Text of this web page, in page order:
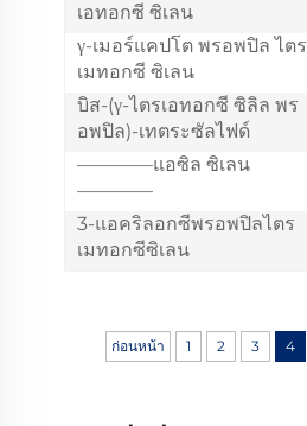
เอทอกซี ซิเลน
γ-เมอร์แคปโต พรอพปิล ไตร
เมทอกซี ซิเลน
บิส-(γ-ไตรเอทอกซี ซิลิล พร
อพปิล)-เทตระซัลไฟด์
————แอซิล ซิเลน
————
3-แอคริลอกซีพรอพปิลไตร
เมทอกซีซิเลน
ก่อนหน้า 1 2 3 4